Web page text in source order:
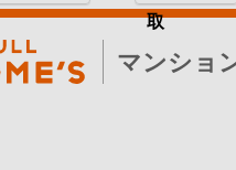
マンショ
取